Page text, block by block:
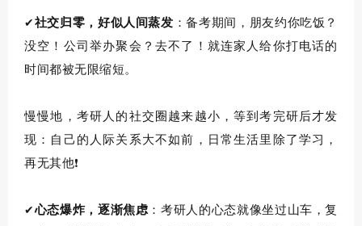
✔ 社交归零， 好似人间蒸发 ：备考期间， 朋友约你吃饭？
没空！ 公司举办聚会？ 去不了 ！ 就连家人给你打电话的
时间都被无限缩短。
慢慢地， 考研人的社交圈越来越小，等到考完研后才发
现：自己的人际关系大不如前，
日常生活里除了学习，
再无其他❗
✔心态爆炸， 逐渐焦虑 ：考研人的心态就像坐过山车，复